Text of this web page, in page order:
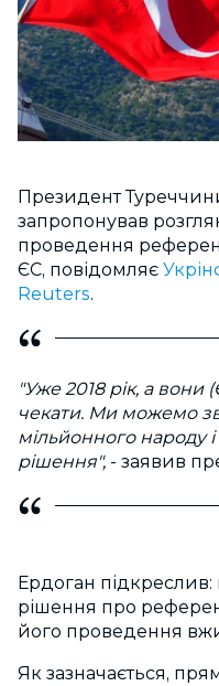
Президент
запропонував
проведення
ЄС, повідомляє
Reuters.
"Уже 2018 рік, а вони
чекати. Ми можемо
мільйонного народу
рішення", - заявив
Ердоган
рішення про
його проведення
Як зазначається,